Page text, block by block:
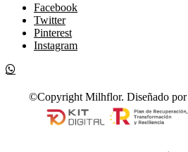
Facebook
Twitter
Pinterest
Instagram
©Copyright Milhflor. Diseñado por